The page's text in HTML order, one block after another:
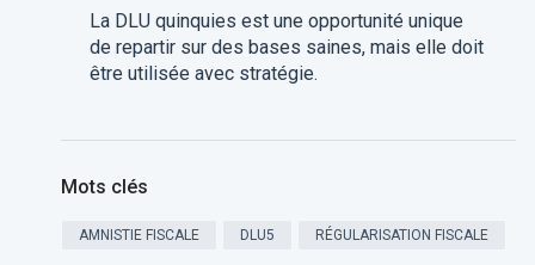
La DLU quinquies est une opportunité unique
de repartir sur des bases saines, mais elle doit
être utilisée avec stratégie.​
Mots clés
AMNISTIE FISCALE DLU5 RÉGULARISATION FISCALE